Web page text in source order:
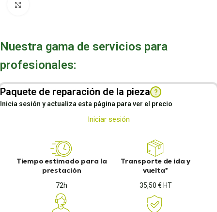
Nuestra gama de servicios para
profesionales:
Paquete de reparación de la pieza ?
Inicia sesión y actualiza esta página para ver el precio
Iniciar sesión
Tiempo estimado para la
prestación
72h
Transporte de ida y
vuelta*
35,50 € HT